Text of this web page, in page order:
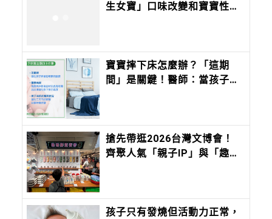
生女寶」口味改變和寶寶性別
寶寶摔下床怎麼辦？「這期
間」是關鍵！醫師：當孩子出
搶先帶逛2026台灣文博會！
齊聚人氣「親子IP」與「趣味
孩子只有發燒但活動力正常，